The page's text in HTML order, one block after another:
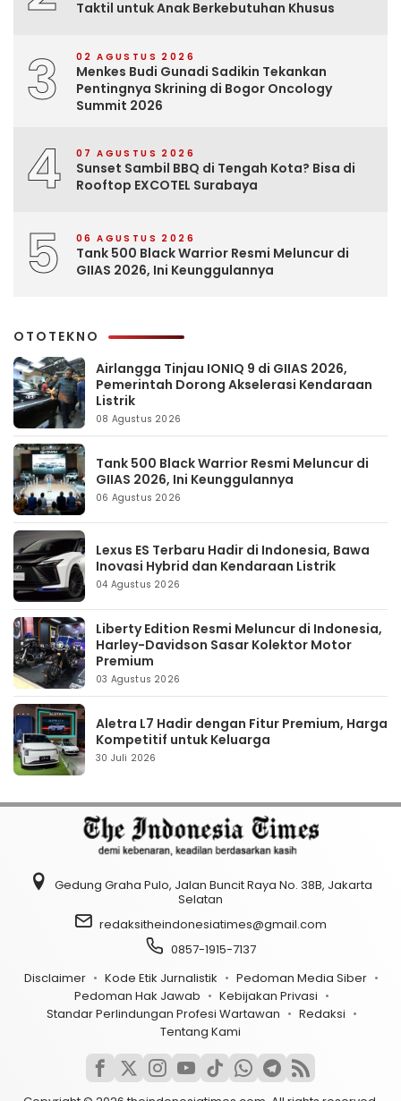
Taktil untuk Anak Berkebutuhan Khusus
3 02 AGUSTUS 2026
Menkes Budi Gunadi Sadikin Tekankan
Pentingnya Skrining di Bogor Oncology
Summit 2026
4 07 AGUSTUS 2026
Sunset Sambil BBQ di Tengah Kota? Bisa di
Rooftop EXCOTEL Surabaya
5 06 AGUSTUS 2026
Tank 500 Black Warrior Resmi Meluncur di
GIIAS 2026, Ini Keunggulannya
OTOTEKNO
Airlangga Tinjau IONIQ 9 di GIIAS 2026,
Pemerintah Dorong Akselerasi Kendaraan
Listrik
08 Agustus 2026
Tank 500 Black Warrior Resmi Meluncur di
GIIAS 2026, Ini Keunggulannya
06 Agustus 2026
Lexus ES Terbaru Hadir di Indonesia, Bawa
Inovasi Hybrid dan Kendaraan Listrik
04 Agustus 2026
Liberty Edition Resmi Meluncur di Indonesia,
Harley-Davidson Sasar Kolektor Motor
Premium
03 Agustus 2026
Aletra L7 Hadir dengan Fitur Premium, Harga
Kompetitif untuk Keluarga
30 Juli 2026
Gedung Graha Pulo, Jalan Buncit Raya No. 38B, Jakarta
Selatan
redaksitheindonesiatimes@gmail.com
0857-1915-7137
Disclaimer
Kode Etik Jurnalistik
Pedoman Media Siber
Pedoman Hak Jawab
Kebijakan Privasi
Standar Perlindungan Profesi Wartawan
Redaksi
Tentang Kami